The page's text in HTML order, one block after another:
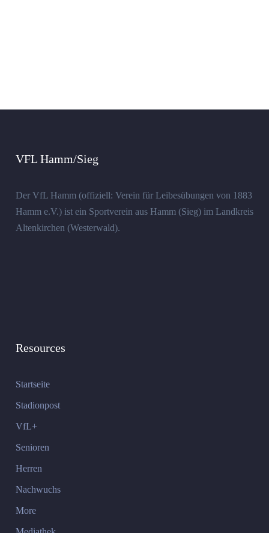
VFL Hamm/Sieg
Der VfL Hamm (offiziell: Verein für Leibesübungen von 1883
Hamm e.V.) ist ein Sportverein aus Hamm (Sieg) im Landkreis
Altenkirchen (Westerwald).
Resources
Startseite
Stadionpost
VfL+
Senioren
Herren
Nachwuchs
More